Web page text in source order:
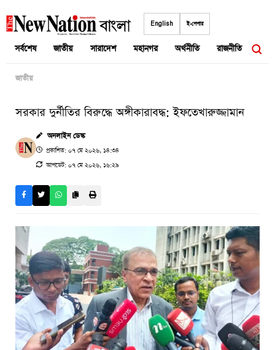
to
English ই-পেপার
সর্বশেষ জাতীয় সারাদেশ মহানগর অর্থনীতি রাজনীতি
জাতীয়
সরকার দুর্নীতির বিরুদ্ধে অঙ্গীকারাবদ্ধ: ইফতেখারুজ্জামান
অনলাইন ডেস্ক
প্রকাশিত: ০৭ মে ২০২৬, ১৪:৩৪
আপডেট: ০৭ মে ২০২৬, ১৬:২৯